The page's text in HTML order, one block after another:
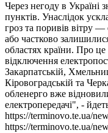
Через негоду в Україні
пунктів. Унаслідок
гроз та поривів вітру
або частково
областях країни. Про
відключення
Закарпатській,
Кіровоградській та
обленерго вже
електропередачі", -
https://terminovo.te.ua/
https://terminovo.te.ua/